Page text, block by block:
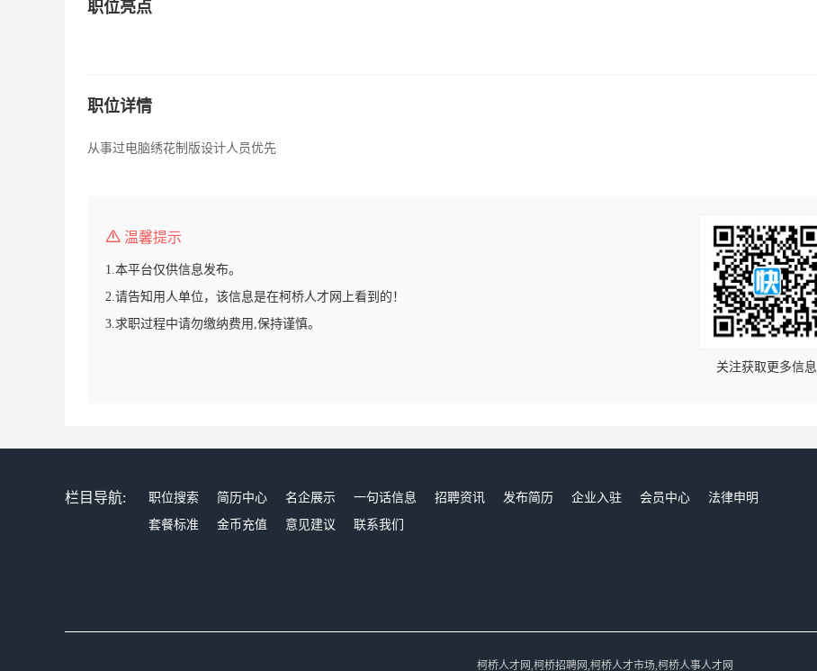
职位亮点
职位详情
从事过电脑绣花制版设计人员优先
温馨提示
1.本平台仅供信息发布。
2.请告知用人单位，该信息是在柯桥人才网上看到的！
3.求职过程中请勿缴纳费用,保持谨慎。
关注获取更多信息
栏目导航: 职位搜索 简历中心 名企展示 一句话信息 招聘资讯 发布简历 企业入驻 会员中心
法律申明
套餐标准
金币充值 意见建议 联系我们
柯桥人才网,柯桥招聘网,柯桥人才市场,柯桥人事人才网